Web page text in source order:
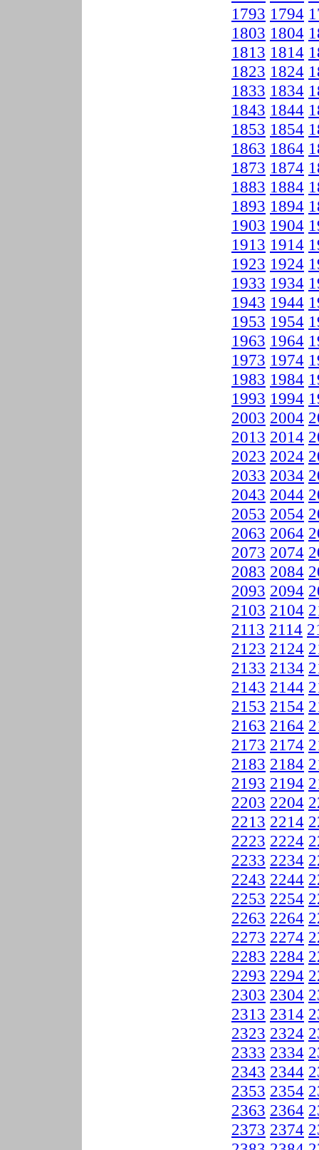
1793 1794
1803 1804
1813 1814
1823 1824
1833 1834
1843 1844
1853 1854
1863 1864
1873 1874
1883 1884
1893 1894
1903 1904
1913 1914
1923 1924
1933 1934
1943 1944
1953 1954
1963 1964
1973 1974
1983 1984
1993 1994
2003 2004
2013 2014
2023 2024
2033 2034
2043 2044
2053 2054
2063 2064
2073 2074
2083 2084
2093 2094
2103 2104
2113 2114
2123 2124
2133 2134
2143 2144
2153 2154
2163 2164
2173 2174
2183 2184
2193 2194
2203 2204
2213 2214
2223 2224
2233 2234
2243 2244
2253 2254
2263 2264
2273 2274
2283 2284
2293 2294
2303 2304
2313 2314
2323 2324
2333 2334
2343 2344
2353 2354
2363 2364
2373 2374